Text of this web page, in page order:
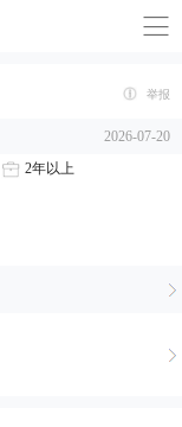
举报
2026-07-20
2年以上